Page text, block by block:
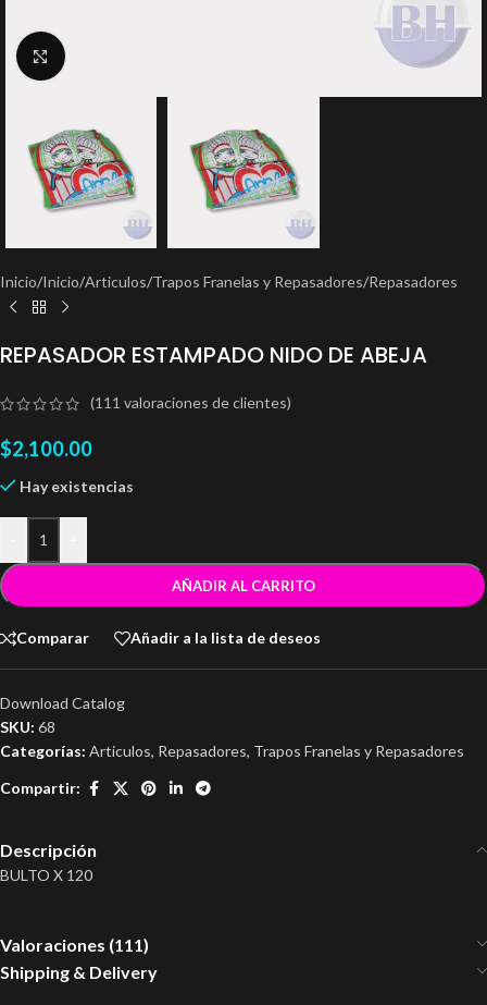
Clic para ampliar
Inicio/Inicio/Articulos/Trapos Franelas y Repasadores/Repasadores
REPASADOR ESTAMPADO NIDO DE ABEJA
(111 valoraciones de clientes)
$2,100.00
Hay existencias
AÑADIR AL CARRITO
Comparar Añadir a la lista de deseos
Download Catalog
SKU: 68
Categorías: Articulos, Repasadores, Trapos Franelas y Repasadores
Compartir:
Descripción
BULTO X 120
Valoraciones (111)
Shipping & Delivery